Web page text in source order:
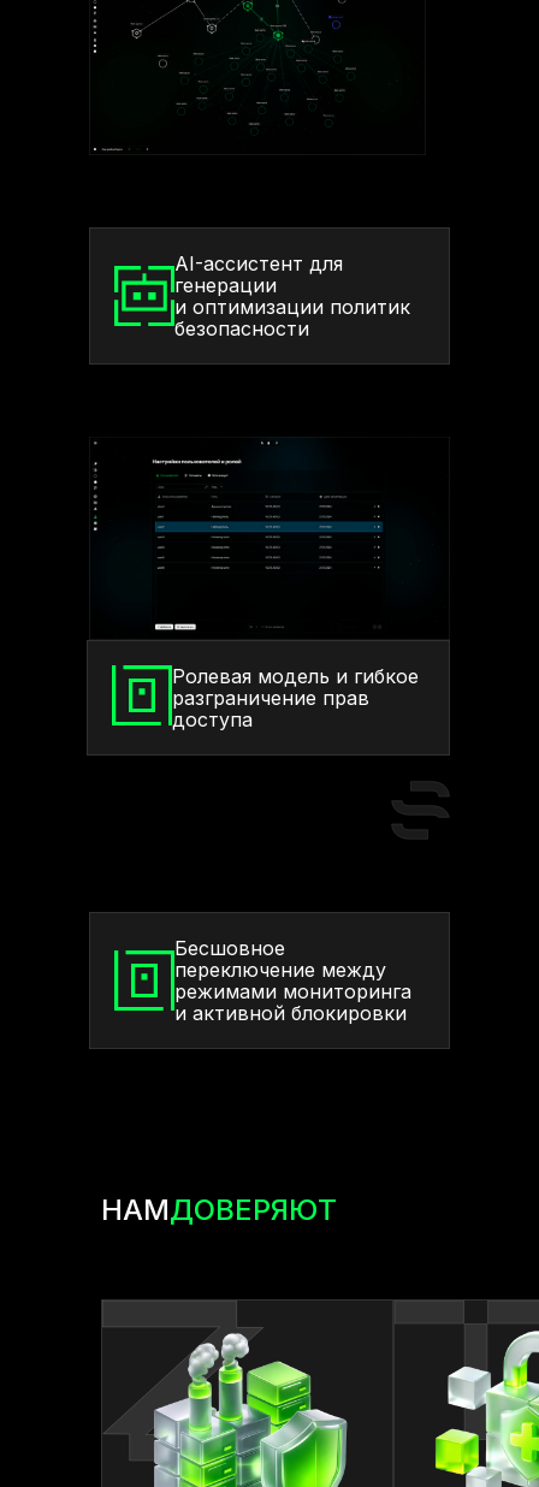
AI-ассистент для
генерации
и оптимизации политик
безопасности
Ролевая модель и гибкое
разграничение прав
доступа
Бесшовное
переключение между
режимами мониторинга
и активной блокировки
НАМДОВЕРЯЮТ